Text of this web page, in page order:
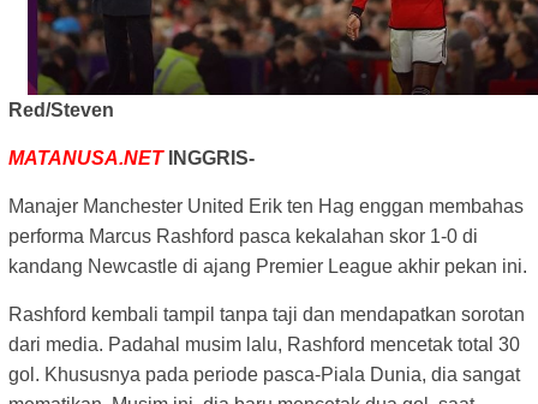
Red/Steven
MATANUSA.NETINGGRIS-
Manajer Manchester United Erik ten Hag enggan membahas
performa Marcus Rashford pasca kekalahan skor 1-0 di
kandang Newcastle di ajang Premier League akhir pekan ini.
Rashford kembali tampil tanpa taji dan mendapatkan sorotan
dari media. Padahal musim lalu, Rashford mencetak total 30
gol. Khususnya pada periode pasca-Piala Dunia, dia sangat